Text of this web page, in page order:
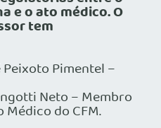
e o ato médico. O
tem
Pimentel –
Neto – Membro
Médico do CFM.